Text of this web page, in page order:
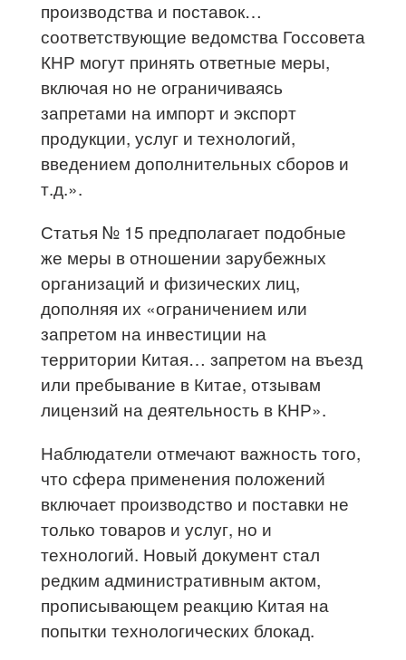
производства и поставок…
соответствующие ведомства Госсовета
КНР могут принять ответные меры,
включая но не ограничиваясь
запретами на импорт и экспорт
продукции, услуг и технологий,
введением дополнительных сборов и
т.д.».
Статья № 15 предполагает подобные
же меры в отношении зарубежных
организаций и физических лиц,
дополняя их «ограничением или
запретом на инвестиции на
территории Китая… запретом на въезд
или пребывание в Китае, отзывам
лицензий на деятельность в КНР».
Наблюдатели отмечают важность того,
что сфера применения положений
включает производство и поставки не
только товаров и услуг, но и
технологий. Новый документ стал
редким административным актом,
прописывающем реакцию Китая на
попытки технологических блокад.